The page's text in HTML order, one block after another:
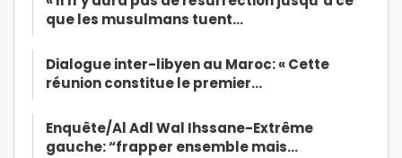
que les musulmans tuent…
Dialogue inter-libyen au Maroc: « Cette
réunion constitue le premier…
Enquête/Al Adl Wal Ihssane-Extrême
gauche: “frapper ensemble mais…